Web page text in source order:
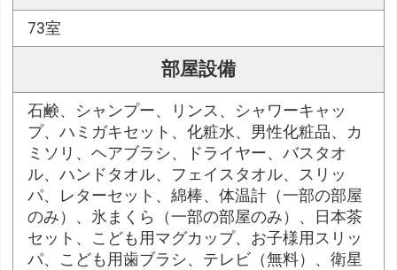
73室
部屋設備
石鹸、シャンプー、リンス、シャワーキャッ
プ、ハミガキセット、化粧水、男性化粧品、カ
ミソリ、ヘアブラシ、ドライヤー、バスタオ
ル、ハンドタオル、フェイスタオル、スリッ
パ、レターセット、綿棒、体温計（一部の部屋
のみ）、氷まくら（一部の部屋のみ）、日本茶
セット、こども用マグカップ、お子様用スリッ
パ、こども用歯ブラシ、テレビ（無料）、衛星